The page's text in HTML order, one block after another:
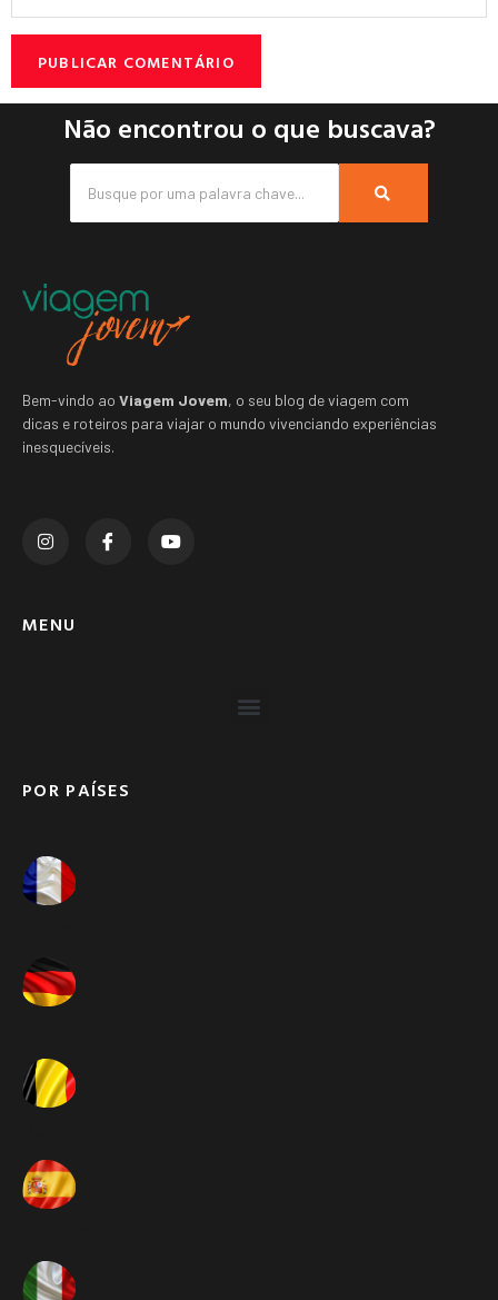
Não encontrou o que buscava?
Bem-vindo ao Viagem Jovem, o seu blog de viagem com
dicas e roteiros para viajar o mundo vivenciando experiências
inesquecíveis.
MENU
POR PAÍSES